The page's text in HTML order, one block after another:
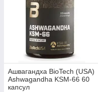
Ашвагандха BioTech (USA)
Ashwagandha KSM-66 60
капсул